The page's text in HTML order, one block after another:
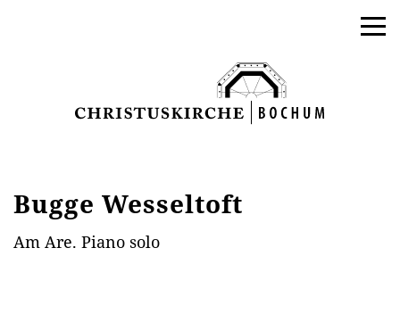
Bugge Wesseltoft
Am Are. Piano solo